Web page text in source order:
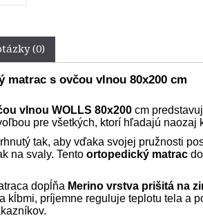
(0)
matrac s ovčou vlnou 80x200 cm
vlnou WOLLS 80x200 cm
pre všetkých, ktorí hľadajú naozaj
tak, aby vďaka svojej pružnosti
na svaly. Tento ortopedický matrac
dopĺňa Merino vrstva prišitá na
kĺbmi, príjemne reguluje teplotu tela a